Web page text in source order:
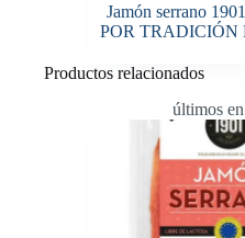
Jamón serrano
POR TRADICIÓN
Productos relacionados
últimos